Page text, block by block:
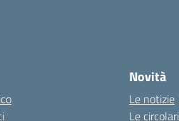
Novità
Le notizie
Le circolari